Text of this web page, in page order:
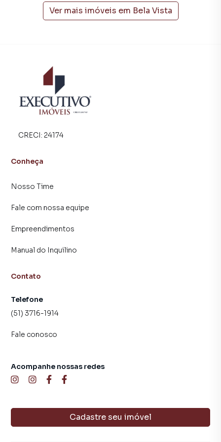
time de programadores, corretores treinados e uma
central de atendimento preparada para atender
Ver mais imóveis em Bela Vista
CRECI: 24174
Conheça
Nosso Time
Fale com nossa equipe
Empreendimentos
Manual do Inquilino
Contato
Telefone
(51) 3716-1914
Fale conosco
Cadastre seu imóvel
Acompanhe nossas redes